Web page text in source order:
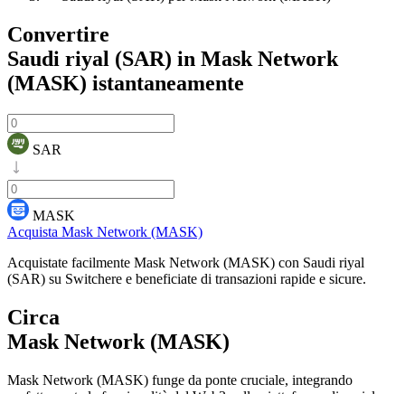
Convertire
Saudi riyal (SAR) in Mask Network
(MASK) istantaneamente
SAR
MASK
Acquista Mask Network (MASK)
Acquistate facilmente Mask Network (MASK) con Saudi riyal
(SAR) su Switchere e beneficiate di transazioni rapide e sicure.
Circa
Mask Network (MASK)
Mask Network (MASK) funge da ponte cruciale, integrando